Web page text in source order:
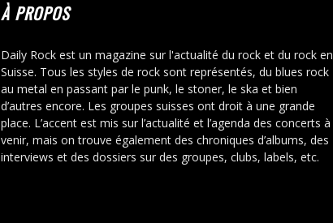
À PROPOS
Daily Rock est un magazine sur l'actualité du rock et du rock en
Suisse. Tous les styles de rock sont représentés, du blues rock
au metal en passant par le punk, le stoner, le ska et bien
d’autres encore. Les groupes suisses ont droit à une grande
place. L’accent est mis sur l’actualité et l’agenda des concerts à
venir, mais on trouve également des chroniques d’albums, des
interviews et des dossiers sur des groupes, clubs, labels, etc.